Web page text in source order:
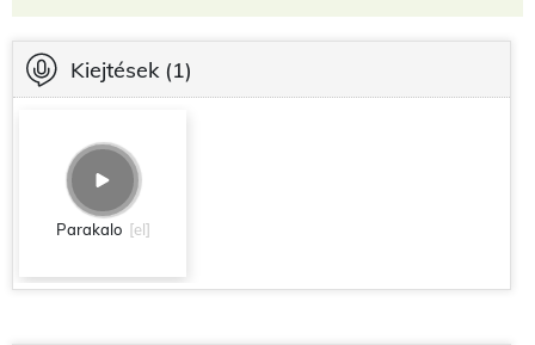
Kiejtések (1)
Parakalo [el]